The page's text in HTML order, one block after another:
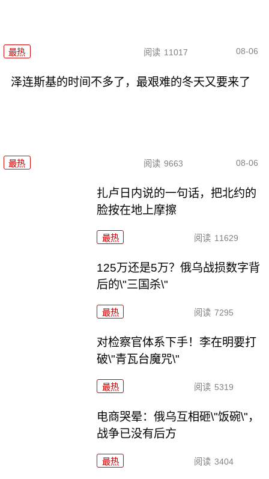
最热 阅读 11017 08-06
泽连斯基的时间不多了，最艰难的冬天又要来了
最热 阅读 9663 08-06
扎卢日内说的一句话，把北约的
脸按在地上摩擦
最热 阅读 11629
125万还是5万？俄乌战损数字背
后的\"三国杀\"
最热 阅读 7295
对检察官体系下手！李在明要打
破\"青瓦台魔咒\"
最热 阅读 5319
电商哭晕：俄乌互相砸\"饭碗\"，
战争已没有后方
最热 阅读 3404